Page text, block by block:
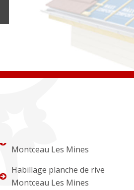
Montceau Les Mines
Habillage planche de rive
Montceau Les Mines